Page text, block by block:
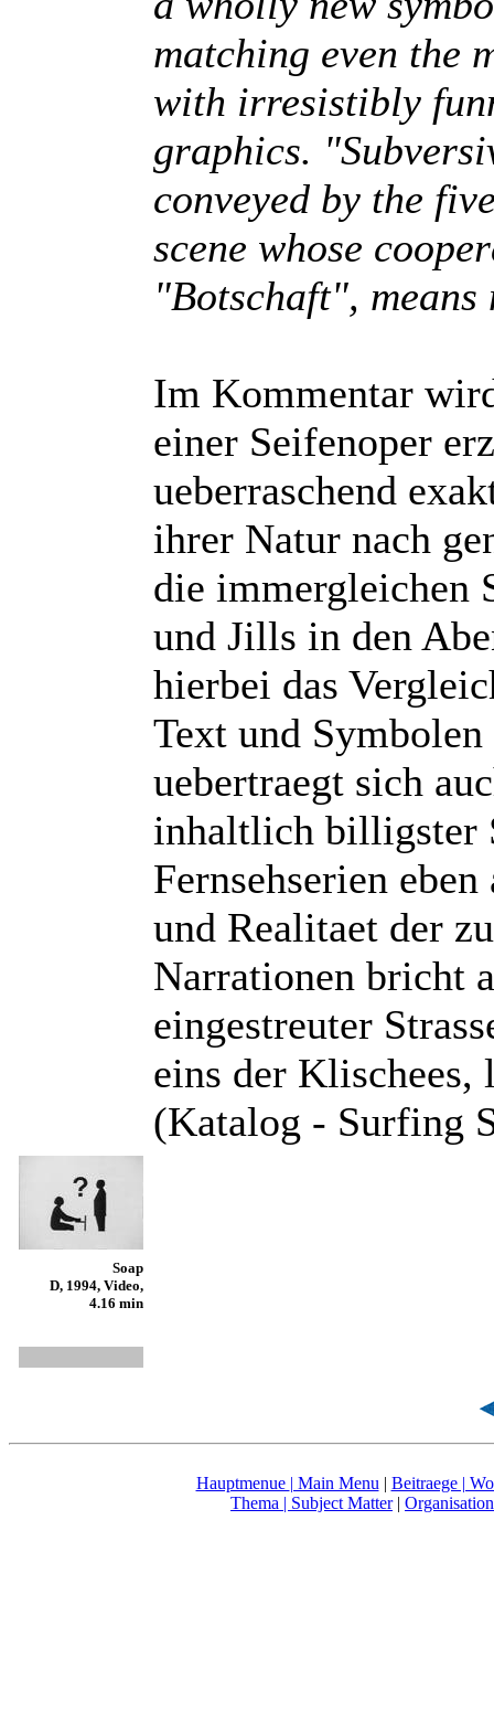
matching even the
with irresistibly
graphics.
conveyed by the
scene whose
"Botschaft", means
Im Kommentar
einer Seifenoper
ueberraschend
ihrer Natur nach
die immergleichen
und Jills in den
hierbei das
Text und
uebertraegt sich
inhaltlich billigster
Fernsehserien
und Realitaet der
Narrationen bricht
eingestreuter
eins der
(Katalog - Surfing
Soap
D, 1994, Video,
4.16 min
Hauptmenue | Main Menu | Beitraege |
Thema | Subject Matter|